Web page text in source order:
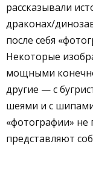
рассказывали
драконах/
после себя
Некоторые
мощными
другие — с
шеями и с
«фотографии» не
представляют